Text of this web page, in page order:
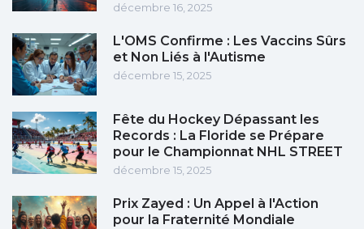
décembre 16, 2025
L'OMS Confirme : Les Vaccins Sûrs
et Non Liés à l'Autisme
décembre 15, 2025
Fête du Hockey Dépassant les
Records : La Floride se Prépare
pour le Championnat NHL STREET
décembre 15, 2025
Prix Zayed : Un Appel à l'Action
pour la Fraternité Mondiale